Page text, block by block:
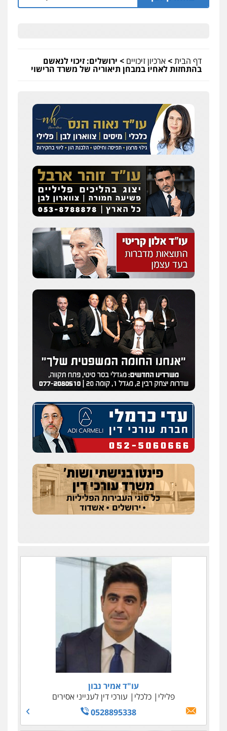
דף הבית>ארכיון זיכויים > ירושלים: זיכוי לנאשם
בהתחזות לאחיו במבחן תיאוריה של משרד הרישוי
עו"ד אמיר נבון
פלילי
כלכלי
עורכי דין לענייני אסירים
0528895338
עו"ד טליה גרידיש
פלילי כלכלי צבאי עורכי דין לענייני אסירים
0523307111